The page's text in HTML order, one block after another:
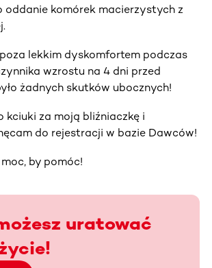
oddanie komórek macierzystych z
poza lekkim dyskomfortem podczas
wzrostu na 4 dni przed
żadnych skutków ubocznych!
kciuki za moją bliźniaczkę i
do rejestracji w bazie Dawców!
by pomóc!
uratować